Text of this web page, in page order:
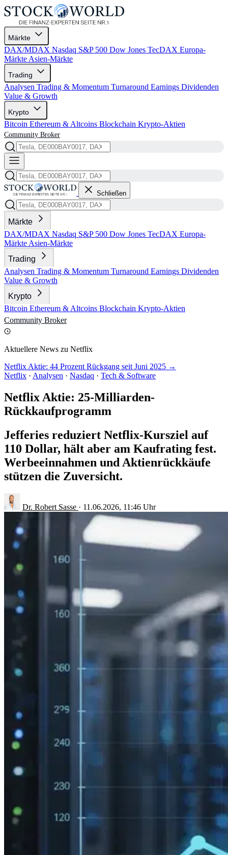
Märkte
DAX/MDAX Nasdaq S&P 500 Dow Jones TecDAX Europa-
Märkte Asien-Märkte
Trading
Analysen Trading & Momentum Turnaround Earnings Dividenden
Value & Growth
Krypto
Bitcoin Ethereum & Altcoins Blockchain Krypto-Aktien
Community Broker
Schließen
Märkte
DAX/MDAX Nasdaq S&P 500 Dow Jones TecDAX Europa-
Märkte Asien-Märkte
Trading
Analysen Trading & Momentum Turnaround Earnings Dividenden
Value & Growth
Krypto
Bitcoin Ethereum & Altcoins Blockchain Krypto-Aktien
Community Broker
Aktuellere News zu Netflix
Netflix Aktie: 44 Prozent Rückgang seit Juni 2025 →
Netflix · Analysen · Nasdaq · Tech & Software
Netflix Aktie: 25-Milliarden-
Rückkaufprogramm
Jefferies reduziert Netflix-Kursziel auf
110 Dollar, hält aber am Kaufrating fest.
Werbeeinnahmen und Aktienrückkäufe
stützen die Zuversicht.
Dr. Robert Sasse · 11.06.2026, 11:46 Uhr